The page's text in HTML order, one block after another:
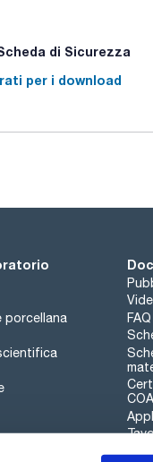
di Sicurezza
per i download
porcellana
FAQ
COA